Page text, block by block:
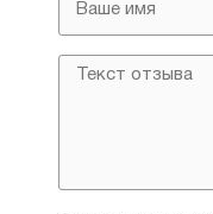
отклик,
иконы, в которых
Лично для меня в